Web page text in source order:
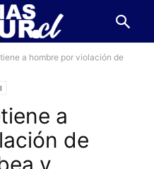
a hombre por violación de
a
de